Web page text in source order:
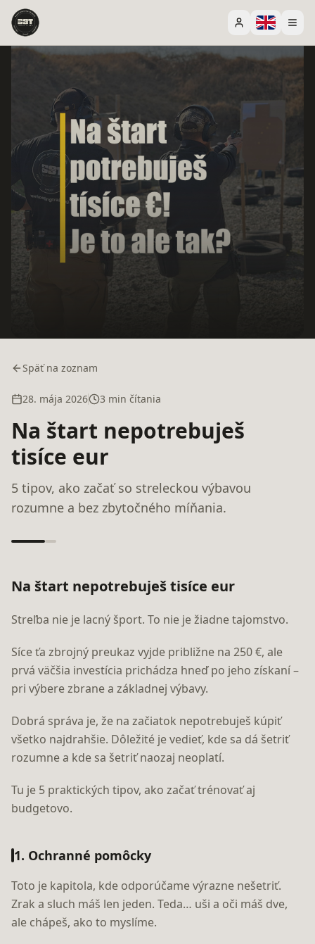
Späť na zoznam
28. mája 2026 3 min čítania
Na štart nepotrebuješ
tisíce eur
5 tipov, ako začať so streleckou výbavou
rozumne a bez zbytočného míňania.
Na štart nepotrebuješ tisíce eur
Streľba nie je lacný šport. To nie je žiadne tajomstvo.
Síce ťa zbrojný preukaz vyjde približne na 250 €, ale
prvá väčšia investícia prichádza hneď po jeho získaní –
pri výbere zbrane a základnej výbavy.
Dobrá správa je, že na začiatok nepotrebuješ kúpiť
všetko najdrahšie. Dôležité je vedieť, kde sa dá šetriť
rozumne a kde sa šetriť naozaj neoplatí.
Tu je 5 praktických tipov, ako začať trénovať aj
budgetovo.
1. Ochranné pomôcky
Toto je kapitola, kde odporúčame výrazne nešetriť.
Zrak a sluch máš len jeden. Teda… uši a oči máš dve,
ale chápeš, ako to myslíme.